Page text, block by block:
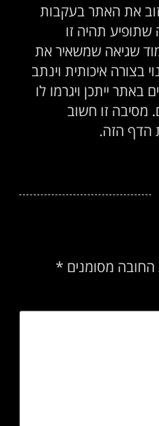
את האתר בעקבות
תהיה זו
שגיאה שמשאיר את
איכותית וינתב
באתר ייתכן ויגרמו לו
מסיבה זו חשוב
הדף הזה.
מסומנים *